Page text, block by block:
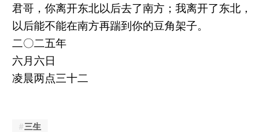
君哥，你离开东北以后去了南方；我离开了东北，
以后能不能在南方再踹到你的豆角架子。
二〇二五年
六月六日
凌晨两点三十二
三生